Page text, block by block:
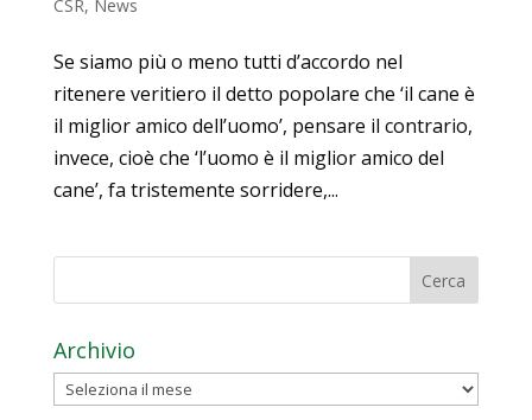
CSR, News
Se siamo più o meno tutti d’accordo nel
ritenere veritiero il detto popolare che ‘il cane è
il miglior amico dell’uomo’, pensare il contrario,
invece, cioè che ‘l’uomo è il miglior amico del
cane’, fa tristemente sorridere,...
Archivio
Archivio